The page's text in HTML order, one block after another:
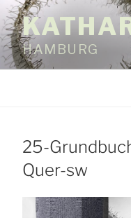
Zum
Inhalt
springen
HAMBURG
25-
Quer-sw